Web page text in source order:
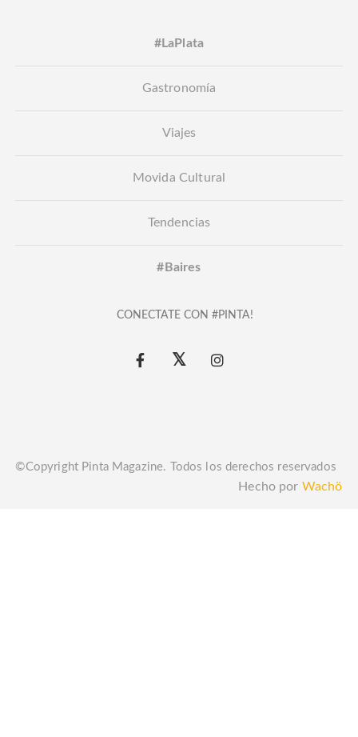
#LaPlata
Gastronomía
Viajes
Movida Cultural
Tendencias
#Baires
CONECTATE CON #PINTA!
©Copyright Pinta Magazine. Todos los derechos reservados
Hecho por Wachö